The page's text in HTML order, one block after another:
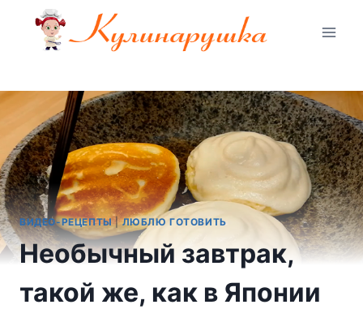
Перейти
содержимому
ВИДЕО-РЕЦЕПТЫ|ЛЮБЛЮ ГОТОВИТЬ
Необычный завтрак,
такой же, как в Японии